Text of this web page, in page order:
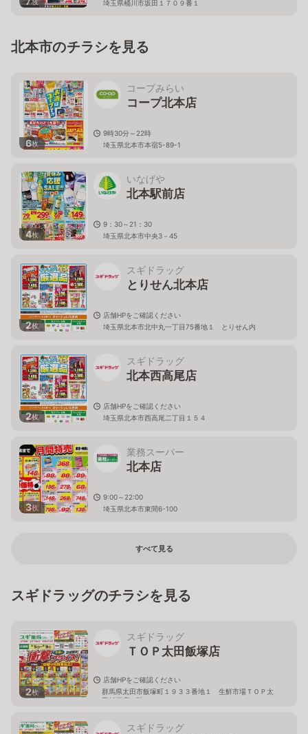
埼玉県桶川市坂田１７０９番１
北本市のチラシを見る
6枚
コープみらい
コープ北本店
9時30分～22時
埼玉県北本市本宿5-89-1
4枚
いなげや
北本駅前店
9：30～21：30
埼玉県北本市中央3－45
2枚
スギドラッグ
とりせん北本店
店舗HPをご確認ください
埼玉県北本市北中丸一丁目75番地１ とりせん内
2枚
スギドラッグ
北本西高尾店
店舗HPをご確認ください
埼玉県北本市西高尾二丁目１５４
3枚
業務スーパー
北本店
9:00～22:00
埼玉県北本市東間6-100
すべて見る
スギドラッグのチラシを見る
2枚
スギドラッグ
ＴＯＰ太田飯塚店
店舗HPをご確認ください
群馬県太田市飯塚町１９３３番地１ 生鮮市場ＴＯＰ太
田飯塚店１階
スギドラッグ